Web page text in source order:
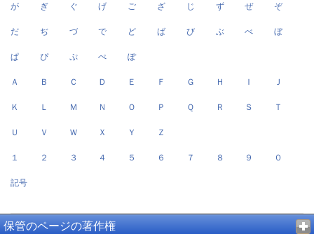
が ぎ ぐ げ ご ざ じ ず ぜ ぞ
だ ぢ づ で ど ば び ぶ べ ぼ
ぱ ぴ ぷ ぺ ぽ
Ａ Ｂ Ｃ Ｄ Ｅ Ｆ Ｇ Ｈ Ｉ Ｊ
Ｋ Ｌ Ｍ Ｎ Ｏ Ｐ Ｑ Ｒ Ｓ Ｔ
Ｕ Ｖ Ｗ Ｘ Ｙ Ｚ
１ ２ ３ ４ ５ ６ ７ ８ ９ ０
記号
保管のページの著作権